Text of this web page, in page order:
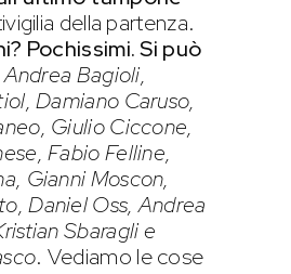
della partenza.
Pochissimi. Si può
Andrea Bagioli,
Damiano Caruso,
Giulio Ciccone,
Fabio Felline,
Gianni Moscon,
Daniel Oss, Andrea
Sbaragli e
. Vediamo le cose